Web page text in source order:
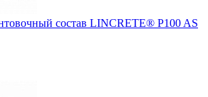
состав LINCRETE® P100 AS